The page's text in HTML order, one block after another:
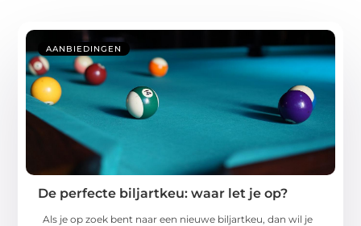
AANBIEDINGEN
De perfecte biljartkeu: waar let je op?
Als je op zoek bent naar een nieuwe biljartkeu, dan wil je